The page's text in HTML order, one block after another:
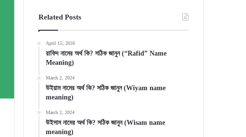
Related Posts
April 15, 2026
রাফিদ নামের অর্থ কি? সঠিক জানুন (“Rafid” Name
Meaning)
March 2, 2024
উইয়াম নামের অর্থ কি? সঠিক জানুন (Wiyam name
meaning)
March 2, 2024
উইসাম নামের অর্থ কি? সঠিক জানুন (Wisam name
meaning)